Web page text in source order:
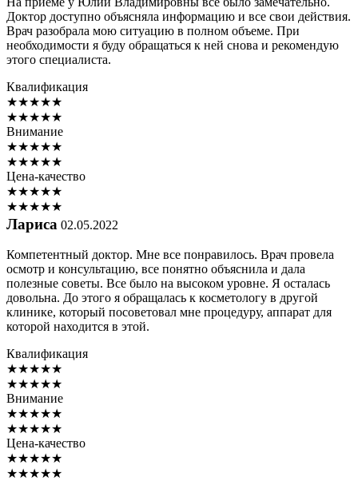
Доктор доступно объясняла информацию и все свои действия.
Врач разобрала мою ситуацию в полном объеме. При
необходимости я буду обращаться к ней снова и рекомендую
этого специалиста.
Квалификация
★★★★★
★★★★★
Внимание
★★★★★
★★★★★
Цена-качество
★★★★★
★★★★★
Лариса 02.05.2022
Компетентный доктор. Мне все понравилось. Врач провела
осмотр и консультацию, все понятно объяснила и дала
полезные советы. Все было на высоком уровне. Я осталась
довольна. До этого я обращалась к косметологу в другой
клинике, который посоветовал мне процедуру, аппарат для
которой находится в этой.
Квалификация
★★★★★
★★★★★
Внимание
★★★★★
★★★★★
Цена-качество
★★★★★
★★★★★